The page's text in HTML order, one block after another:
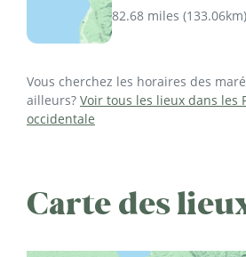
82.68 miles (133.06km)
Vous cherchez les horaires des
ailleurs? Voir tous les lieux dans les
occidentale
Carte des